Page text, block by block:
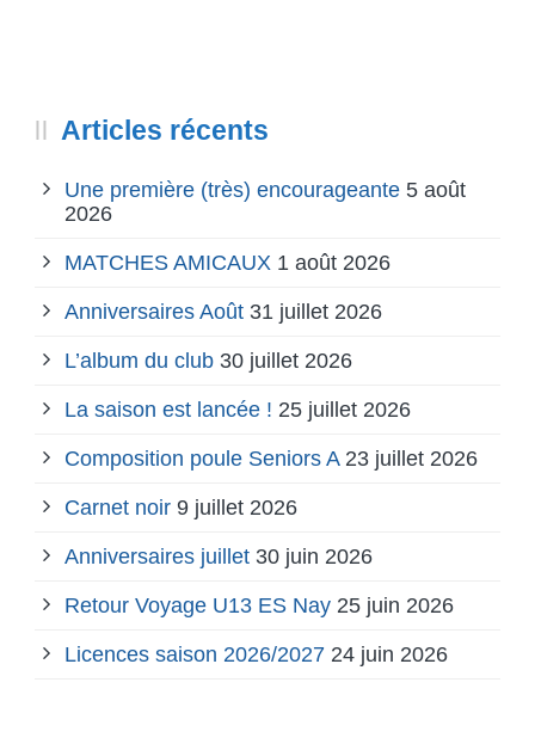
Articles récents
Une première (très) encourageante 5 août
2026
MATCHES AMICAUX 1 août 2026
Anniversaires Août 31 juillet 2026
L’album du club 30 juillet 2026
La saison est lancée ! 25 juillet 2026
Composition poule Seniors A 23 juillet 2026
Carnet noir 9 juillet 2026
Anniversaires juillet 30 juin 2026
Retour Voyage U13 ES Nay 25 juin 2026
Licences saison 2026/2027 24 juin 2026